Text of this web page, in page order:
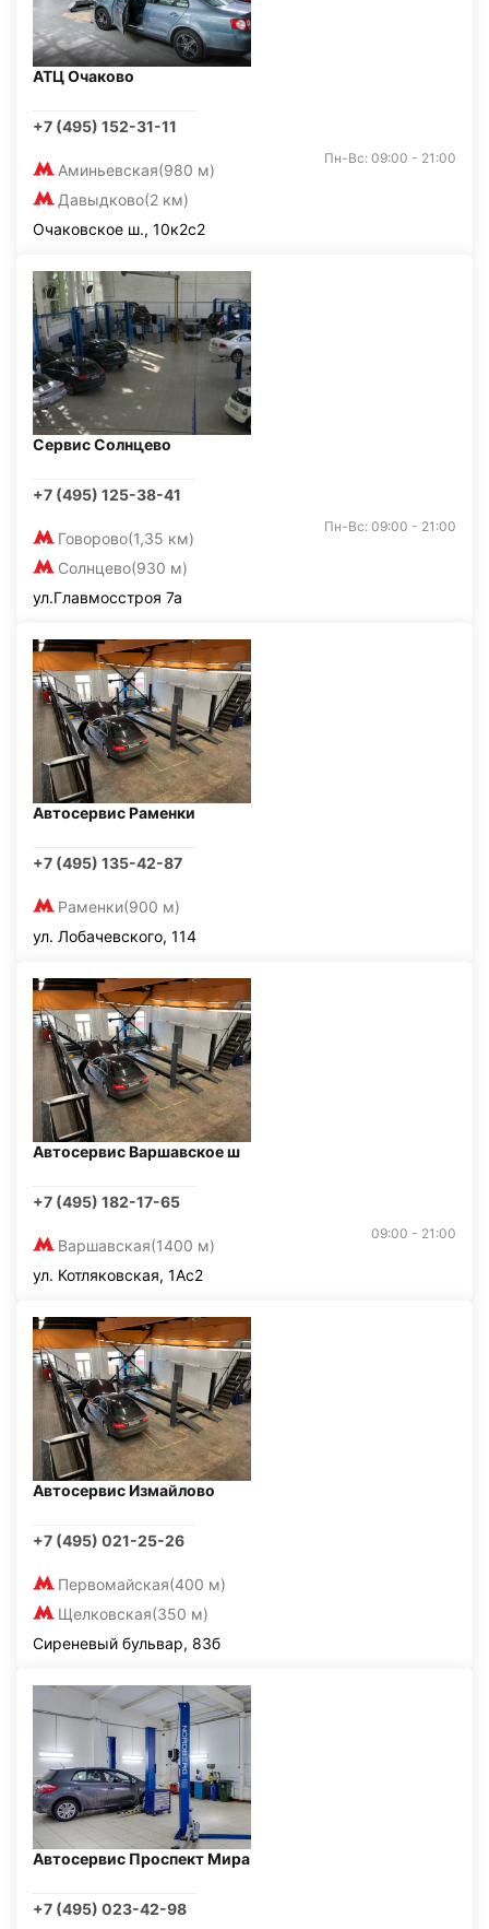
АТЦ Очаково
+7 (495) 152-31-11
Аминьевская(980 м)
Давыдково(2 км)
Пн-Вс: 09:00 - 21:00
Очаковское ш., 10к2с2
Сервис Солнцево
+7 (495) 125-38-41
Говорово(1,35 км)
Солнцево(930 м)
Пн-Вс: 09:00 - 21:00
ул.Главмосстроя 7а
Автосервис Раменки
+7 (495) 135-42-87
Раменки(900 м)
ул. Лобачевского, 114
Автосервис Варшавское ш
+7 (495) 182-17-65
Варшавская(1400 м)
09:00 - 21:00
ул. Котляковская, 1Ас2
Автосервис Измайлово
+7 (495) 021-25-26
Первомайская(400 м)
Щелковская(350 м)
Сиреневый бульвар, 83б
Автосервис Проспект Мира
+7 (495) 023-42-98